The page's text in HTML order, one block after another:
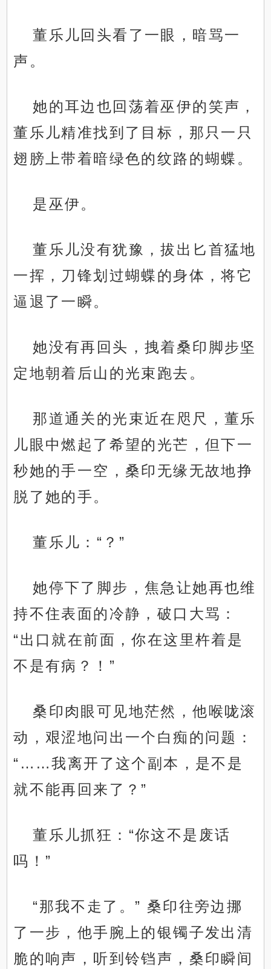
董乐儿回头看了一眼，暗骂一
声。
她的耳边也回荡着巫伊的笑声，
董乐儿精准找到了目标，那只一只
翅膀上带着暗绿色的纹路的蝴蝶。
是巫伊。
董乐儿没有犹豫，拔出匕首猛地
一挥，刀锋划过蝴蝶的身体，将它
逼退了一瞬。
她没有再回头，拽着桑印脚步坚
定地朝着后山的光束跑去。
那道通关的光束近在咫尺，董乐
儿眼中燃起了希望的光芒，但下一
秒她的手一空，桑印无缘无故地挣
脱了她的手。
董乐儿：“？”
她停下了脚步，焦急让她再也维
持不住表面的冷静，破口大骂：
“出口就在前面，你在这里杵着是
不是有病？！”
桑印肉眼可见地茫然，他喉咙滚
动，艰涩地问出一个白痴的问题：
“……我离开了这个副本，是不是
就不能再回来了？”
董乐儿抓狂：“你这不是废话
吗！”
“那我不走了。” 桑印往旁边挪
了一步，他手腕上的银镯子发出清
脆的响声，听到铃铛声，桑印瞬间